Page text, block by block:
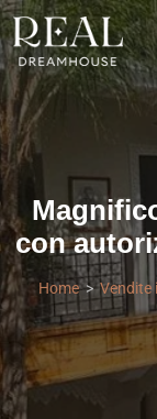
con
Home Vendite